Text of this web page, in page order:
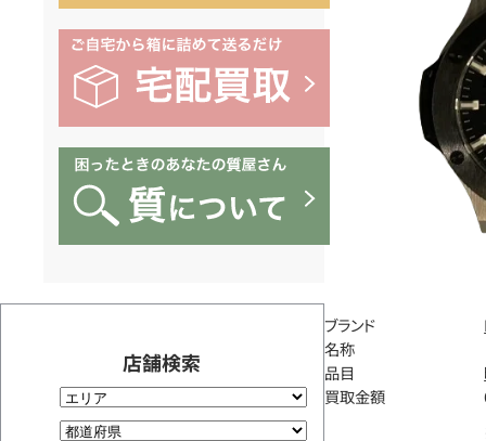
店舗検索
ブランド
名称
品目
買取金額